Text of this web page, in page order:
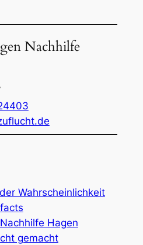
Nachhilfe
Wahrscheinlichkeit
Hagen
gemacht